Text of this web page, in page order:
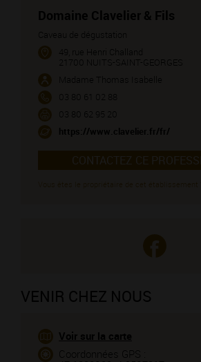
Domaine Clavelier & Fils
Caveau de dégustation
49, rue Henri Challand
21700 NUITS-SAINT-GEORGES
Madame Thomas Isabelle
03 80 61 02 88
03 80 62 95 20
https://www.clavelier.fr/fr/
CONTACTEZ CE
VENIR CHEZ NOUS
Voir sur la carte
Coordonnées GPS :